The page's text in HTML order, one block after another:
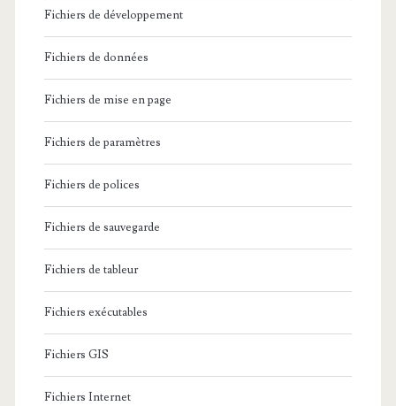
Fichiers de développement
Fichiers de données
Fichiers de mise en page
Fichiers de paramètres
Fichiers de polices
Fichiers de sauvegarde
Fichiers de tableur
Fichiers exécutables
Fichiers GIS
Fichiers Internet